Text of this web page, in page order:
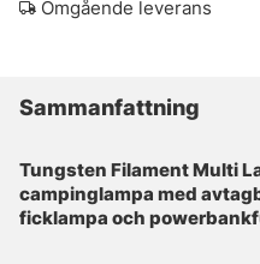
Omgående leverans
Sammanfattning
Tungsten Filament Multi
campinglampa med
ficklampa och